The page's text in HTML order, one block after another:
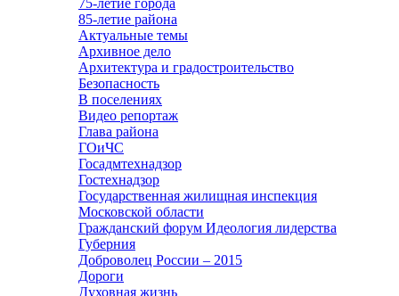
75-летие города
85-летие района
Актуальные темы
Архивное дело
Архитектура и градостроительство
Безопасность
В поселениях
Видео репортаж
Глава района
ГОиЧС
Госадмтехнадзор
Гостехнадзор
Государственная жилищная инспекция
Московской области
Гражданский форум Идеология лидерства
Губерния
Доброволец России – 2015
Дороги
Духовная жизнь